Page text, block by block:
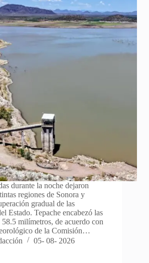
durante la noche dejaron
regiones de Sonora y
gradual de las
Estado. Tepache encabezó las
milímetros, de acuerdo con
de la Comisión…
05- 08- 2026